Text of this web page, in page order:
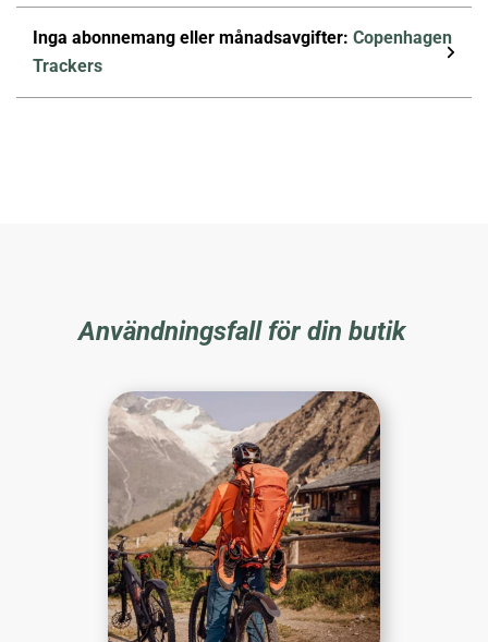
Inga abonnemang eller månadsavgifter: Copenhagen
Trackers
Användningsfall för din butik